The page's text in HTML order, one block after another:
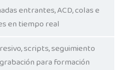
entrantes, ACD, colas e
en tiempo real
scripts, seguimiento
para formación